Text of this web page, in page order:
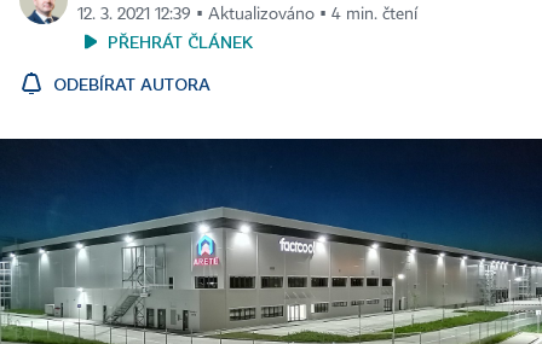
12. 3. 2021 12:39 ▪ Aktualizováno ▪ 4 min. čtení
PŘEHRÁT ČLÁNEK
ODEBÍRAT AUTORA